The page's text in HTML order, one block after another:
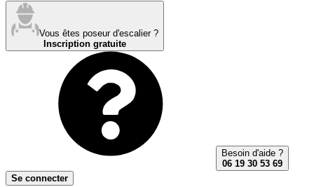
Vous êtes poseur d'escalier ?
Inscription gratuite
Besoin d'aide ?
06 19 30 53 69
Se connecter